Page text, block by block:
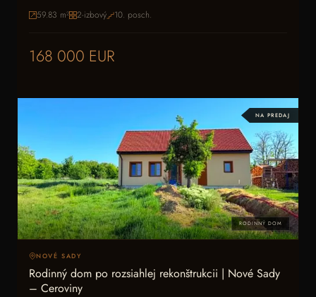
59.83 m² 2-izbový 10. posch.
168 000 EUR
NA PREDAJ
RODINNÝ DOM
NOVÉ SADY
Rodinný dom po rozsiahlej rekonštrukcii | Nové Sady
– Ceroviny